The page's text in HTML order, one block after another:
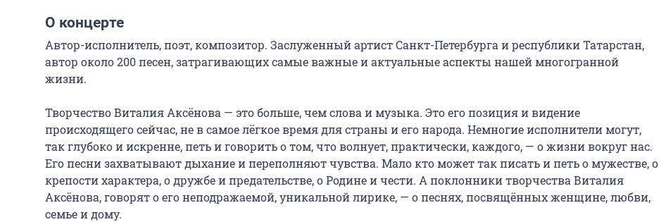
О концерте
Автор-исполнитель, поэт, композитор. Заслуженный артист Санкт-Петербурга и республики Татарстан,
автор около 200 песен, затрагивающих самые важные и актуальные аспекты нашей многогранной
жизни.
Творчество Виталия Аксёнова — это больше, чем слова и музыка. Это его позиция и видение
происходящего сейчас, не в самое лёгкое время для страны и его народа. Немногие исполнители могут,
так глубоко и искренне, петь и говорить о том, что волнует, практически, каждого, — о жизни вокруг нас.
Его песни захватывают дыхание и переполняют чувства. Мало кто может так писать и петь о мужестве, о
крепости характера, о дружбе и предательстве, о Родине и чести. А поклонники творчества Виталия
Аксёнова, говорят о его неподражаемой, уникальной лирике, — о песнях, посвящённых женщине, любви,
семье и дому.